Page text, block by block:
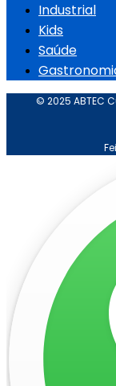
Industrial
Kids
Saúde
© 2025 ABTEC